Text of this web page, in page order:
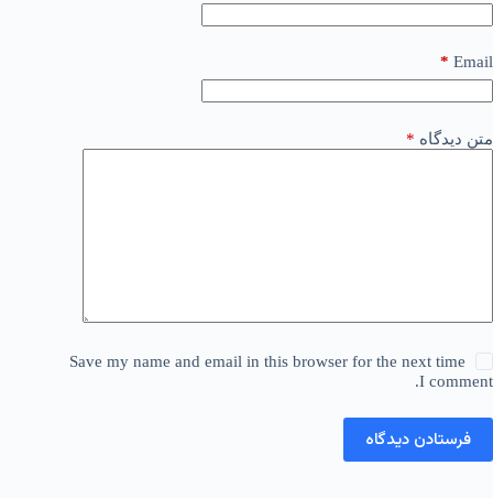
Email
*
متن دیدگاه *
Save my name and email in this browser for the next time
I comment.
فرستادن دیدگاه